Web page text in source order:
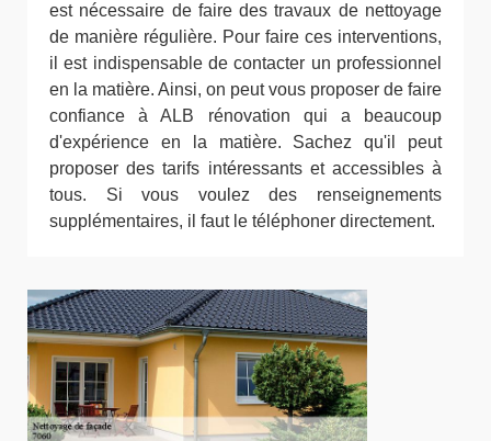
est nécessaire de faire des travaux de nettoyage
de manière régulière. Pour faire ces interventions,
il est indispensable de contacter un professionnel
en la matière. Ainsi, on peut vous proposer de faire
confiance à ALB rénovation qui a beaucoup
d'expérience en la matière. Sachez qu'il peut
proposer des tarifs intéressants et accessibles à
tous. Si vous voulez des renseignements
supplémentaires, il faut le téléphoner directement.